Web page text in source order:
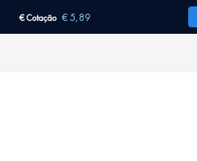
€ Cotação € 5,89